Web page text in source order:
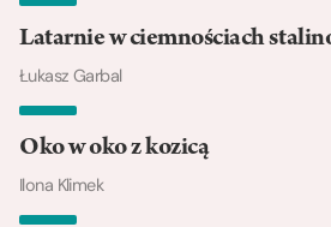
Latarnie w ciemnościach
Łukasz Garbal
Oko w oko z kozicą
Ilona Klimek